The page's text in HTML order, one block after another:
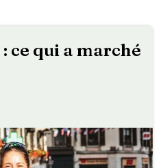
ce qui a marché